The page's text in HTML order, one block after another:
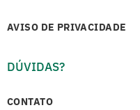
AVISO DE PRIVACIDADE
DÚVIDAS?
CONTATO